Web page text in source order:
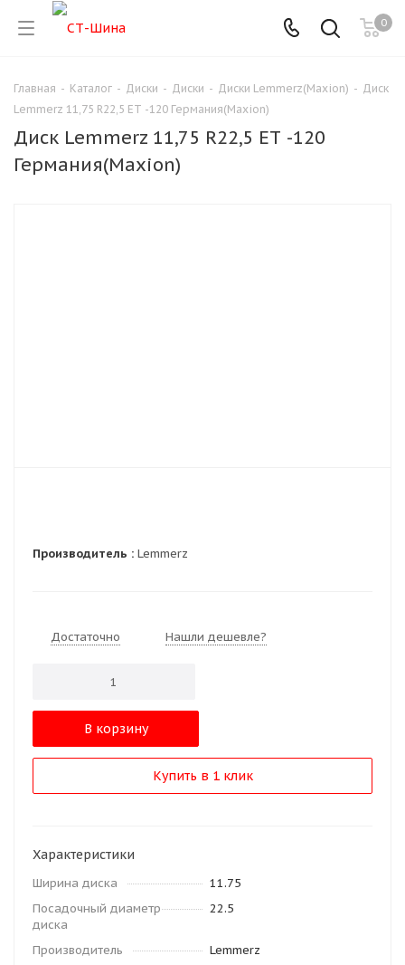
0
Главная - Каталог - Диски - Диски - Диски Lemmerz(Maxion) - Диск
Lemmerz 11,75 R22,5 ЕТ -120 Германия(Maxion)
Диск Lemmerz 11,75 R22,5 ЕТ -120
Германия(Maxion)
Производитель : Lemmerz
Достаточно Нашли дешевле?
В корзину
Купить в 1 клик
Характеристики
Ширина диска
11.75
Посадочный диаметр
диска
22.5
Производитель
Lemmerz